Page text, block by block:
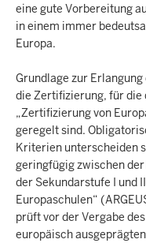
eine gute Vorbereitung
in einem immer
Europa.
Grundlage zur
die Zertifizierung, für die
„Zertifizierung von
geregelt sind.
Kriterien unterscheiden
geringfügig zwischen
der Sekundarstufe I und
Europaschulen“
prüft vor der Vergabe
europäisch